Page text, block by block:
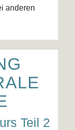
anderen
Teil 2